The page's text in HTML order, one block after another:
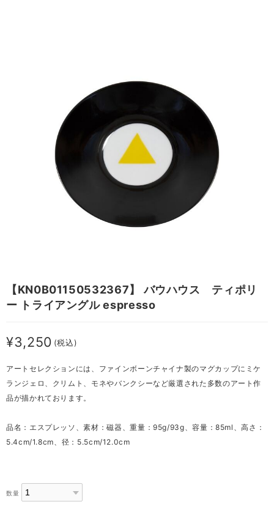
【KN0B01150532367】 バウハウス ティポリ
ー トライアングル espresso
¥3,250 (税込)
アートセレクションには、ファインボーンチャイナ製のマグカップにミケ
ランジェロ、クリムト、モネやバンクシーなど厳選された多数のアート作
品が描かれております。
品名：エスプレッソ、素材：磁器、重量：95g/93g、容量：85ml、高さ：
5.4cm/1.8cm、径：5.5cm/12.0cm
数量